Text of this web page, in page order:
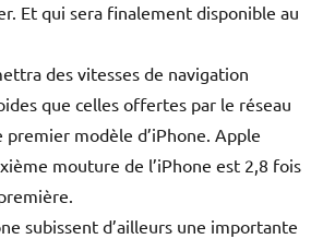
Et qui sera finalement disponible au
des vitesses de navigation
que celles offertes par le réseau
premier modèle d’iPhone. Apple
mouture de l’iPhone est 2,8 fois
subissent d’ailleurs une importante